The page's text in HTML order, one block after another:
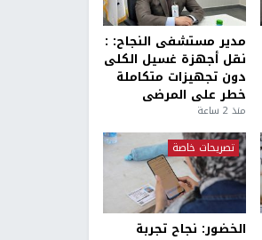
مدير مستشفى النجاح: :
نقل أجهزة غسيل الكلى
دون تجهيزات متكاملة
خطر على المرضى
منذ 2 ساعة
تصريحات خاصة
الخضور: نجاح تجربة